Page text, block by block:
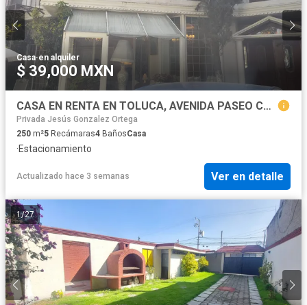
Casa·en alquiler
$ 39,000 MXN
CASA EN RENTA EN TOLUCA, AVENIDA PASEO COLÓN - (3)
Privada Jesús Gonzalez Ortega
250 m²5 Recámaras4 BañosCasa
·Estacionamiento
Actualizado hace 3 semanas Ver en detalle
1/27